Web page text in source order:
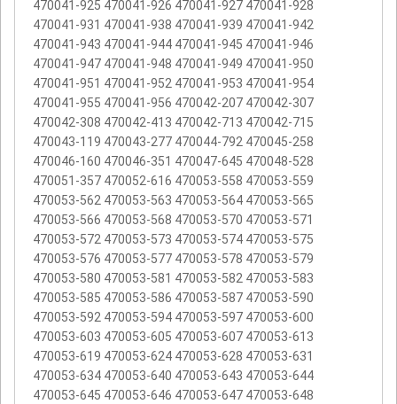
470041-925 470041-926 470041-927 470041-928
470041-931 470041-938 470041-939 470041-942
470041-943 470041-944 470041-945 470041-946
470041-947 470041-948 470041-949 470041-950
470041-951 470041-952 470041-953 470041-954
470041-955 470041-956 470042-207 470042-307
470042-308 470042-413 470042-713 470042-715
470043-119 470043-277 470044-792 470045-258
470046-160 470046-351 470047-645 470048-528
470051-357 470052-616 470053-558 470053-559
470053-562 470053-563 470053-564 470053-565
470053-566 470053-568 470053-570 470053-571
470053-572 470053-573 470053-574 470053-575
470053-576 470053-577 470053-578 470053-579
470053-580 470053-581 470053-582 470053-583
470053-585 470053-586 470053-587 470053-590
470053-592 470053-594 470053-597 470053-600
470053-603 470053-605 470053-607 470053-613
470053-619 470053-624 470053-628 470053-631
470053-634 470053-640 470053-643 470053-644
470053-645 470053-646 470053-647 470053-648